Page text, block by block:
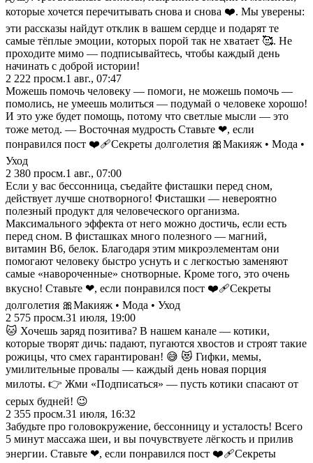
которые хочется перечитывать снова и снова ❤️. Мы уверены:
эти рассказы найдут отклик в вашем сердце и подарят те
самые тёплые эмоции, которых порой так не хватает 🥰. Не
проходите мимо — подписывайтесь, чтобы каждый день
начинать с доброй истории!
2 222 просм.1 авг., 07:47
Можешь помочь человеку — помоги, не можешь помочь —
помолись, не умеешь молиться — подумай о человеке хорошо!
И это уже будет помощь, потому что светлые мысли — это
тоже метод. — Восточная мудрость Ставьте ❤, если
понравился пост ❤️‍🩹Секреты долголетия 🎀Макияж • Мода •
Уход
2 380 просм.1 авг., 07:00
Если у вас бессонница, съедайте фисташки перед сном,
действует лучше снотворного! Фисташки — невероятно
полезный продукт для человеческого организма.
Максимального эффекта от него можно достичь, если есть
перед сном. В фисташках много полезного — магний,
витамин В6, белок. Благодаря этим микроэлементам они
помогают человеку быстро уснуть и с легкостью заменяют
самые «навороченные» снотворные. Кроме того, это очень
вкусно! Ставьте ❤, если понравился пост ❤️‍🩹Секреты
долголетия 🎀Макияж • Мода • Уход
2 575 просм.31 июля, 19:00
🐱 Хочешь заряд позитива? В нашем канале — котики,
которые творят дичь: падают, пугаются хвостов и строят такие
рожицы, что смех гарантирован! 😅 😻 Гифки, мемы,
умилительные провалы — каждый день новая порция
милоты. 👉 Жми «Подписаться» — пусть котики спасают от
серых будней! 😉
2 355 просм.31 июля, 16:32
Забудьте про головокружение, бессонницу и усталость! Всего
5 минут массажа шеи, и вы почувствуете лёгкость и прилив
энергии. Ставьте ❤, если понравился пост ❤️‍🩹Секреты